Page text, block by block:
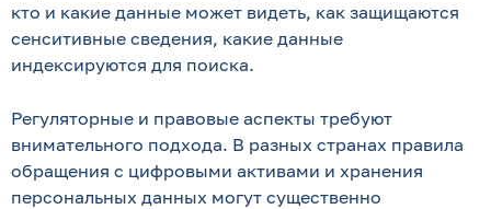
кто и какие данные может видеть, как защищаются
сенситивные сведения, какие данные
индексируются для поиска.
Регуляторные и правовые аспекты требуют
внимательного подхода. В разных странах правила
обращения с цифровыми активами и хранения
персональных данных могут существенно